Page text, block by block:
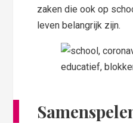
zaken die ook op
leven belangrijk zijn.